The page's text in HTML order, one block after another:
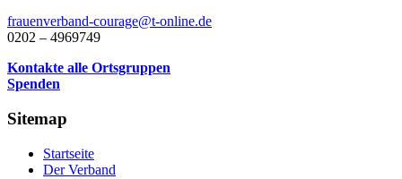
frauenverband-courage@t-online.de
0202 – 4969749
Kontakte alle Ortsgruppen
Spenden
Sitemap
Startseite
Der Verband